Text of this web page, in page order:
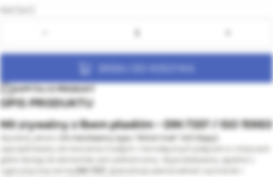
DODAJ DO KOSZYKA
ZAPYTAJ O PRODUKT
OPIS PRODUKTU
Nit zrywalny z łbem płaskim - DIN 7337 / ISO 15983
Wysokiej jakości nit nierdzewny typu "blind rivet" (nit ślepy)
zaprojektowany do tworzenia trwałych i nierozłącznych połączeń w miejscach,
gdzie dostęp do elementów jest jednostronny. Wyprodukowany zgodnie z
rygorystyczną normą
DIN 7337